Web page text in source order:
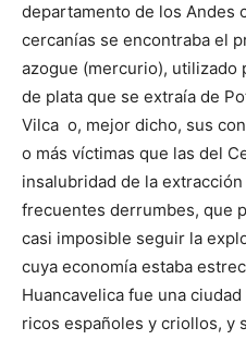
departamento de los Andes
cercanías se encontraba el
azogue (mercurio), utilizado
de plata que se extraía de
Vilca o, mejor dicho, sus
o más víctimas que las del
insalubridad de la
frecuentes derrumbes, que
casi imposible seguir la
cuya economía estaba
Huancavelica fue una
ricos españoles y criollos, y